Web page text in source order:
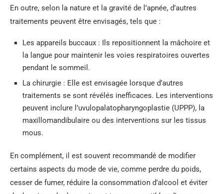
En outre, selon la nature et la gravité de l’apnée, d’autres
traitements peuvent être envisagés, tels que :
Les appareils buccaux : Ils repositionnent la mâchoire et
la langue pour maintenir les voies respiratoires ouvertes
pendant le sommeil.
La chirurgie : Elle est envisagée lorsque d’autres
traitements se sont révélés inefficaces. Les interventions
peuvent inclure l’uvulopalatopharyngoplastie (UPPP), la
maxillomandibulaire ou des interventions sur les tissus
mous.
En complément, il est souvent recommandé de modifier
certains aspects du mode de vie, comme perdre du poids,
cesser de fumer, réduire la consommation d’alcool et éviter